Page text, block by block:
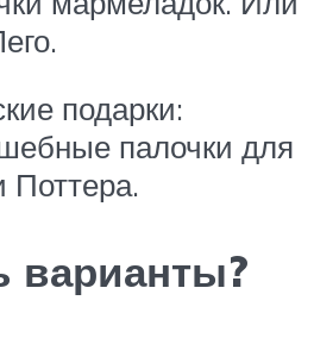
подарки:
палочки для
Поттера.
варианты?